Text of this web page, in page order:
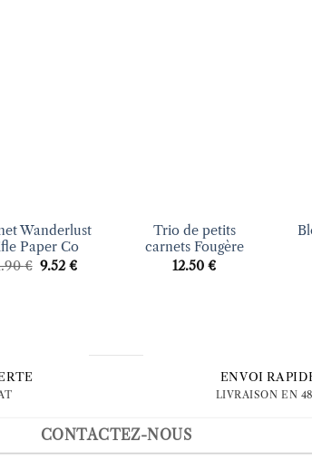
Wanderlust
Paper Co
€ Le
9.52€Le
Trio de petits
carnets Fougère
12.50€
ENVOI
LIVRAISON EN
CONTACTEZ-NOUS